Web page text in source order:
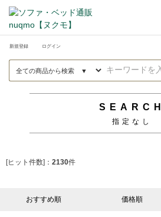
新規登録 ログイン
SEARCH
指定なし
[ヒット件数]： 2130件
おすすめ順 価格順